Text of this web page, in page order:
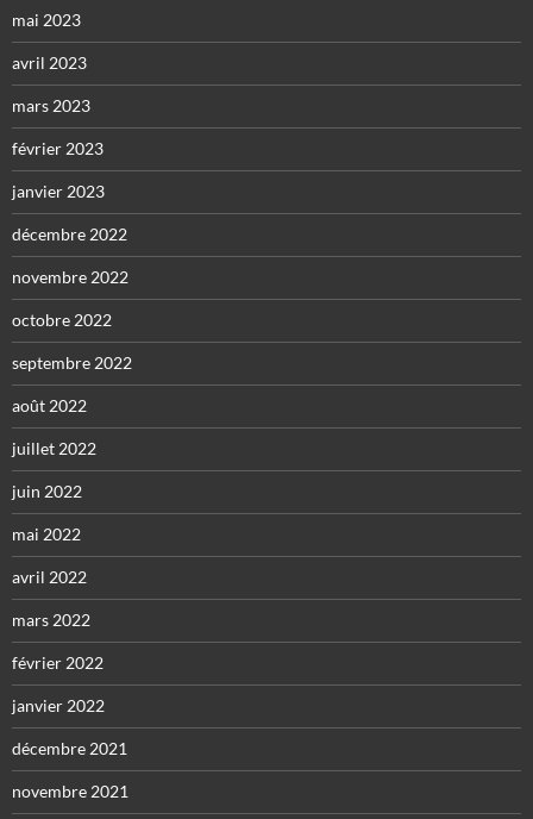
mai 2023
avril 2023
mars 2023
février 2023
janvier 2023
décembre 2022
novembre 2022
octobre 2022
septembre 2022
août 2022
juillet 2022
juin 2022
mai 2022
avril 2022
mars 2022
février 2022
janvier 2022
décembre 2021
novembre 2021